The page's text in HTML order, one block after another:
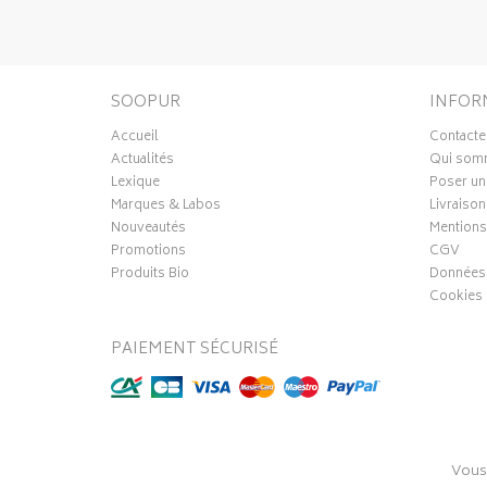
SOOPUR
Accueil
Actualités
Lexique
Marques & Labos
Nouveautés
Promotions
Produits Bio
Qui
Poser
Livraison
CGV
Cookies
PAIEMENT SÉCURISÉ